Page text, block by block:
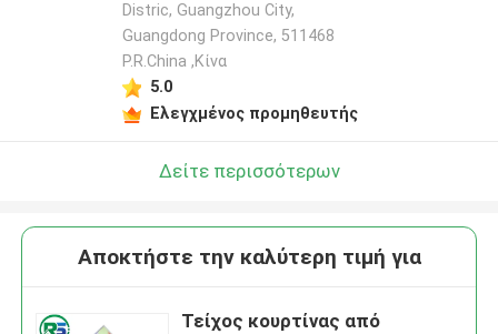
Distric, Guangzhou City,
Guangdong Province, 511468
P.R.China ,Κίνα
5.0
Ελεγχμένος προμηθευτής
Δείτε περισσότερων
Αποκτήστε την καλύτερη τιμή για
Τείχος κουρτίνας από